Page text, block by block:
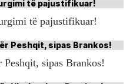
të pajustifikuar!
sipas Brankos!